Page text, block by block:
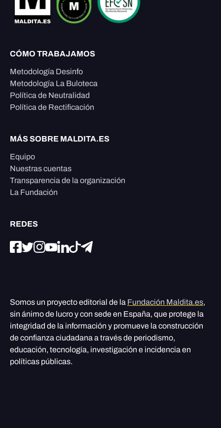
CÓMO TRABAJAMOS
Metodología Desinfo
Metodología La Buloteca
Política de Neutralidad
Política de Rectificación
MÁS SOBRE MALDITA.ES
Equipo
Nuestras cuentas
Transparencia de la organización
La Fundación
REDES
Somos un proyecto editorial de la Fundación Maldita.es,
sin ánimo de lucro y con sede en España, que protege la
integridad de la información y promueve la construcción
de confianza ciudadana a través de periodismo,
educación, tecnología, investigación e incidencia en
políticas públicas.